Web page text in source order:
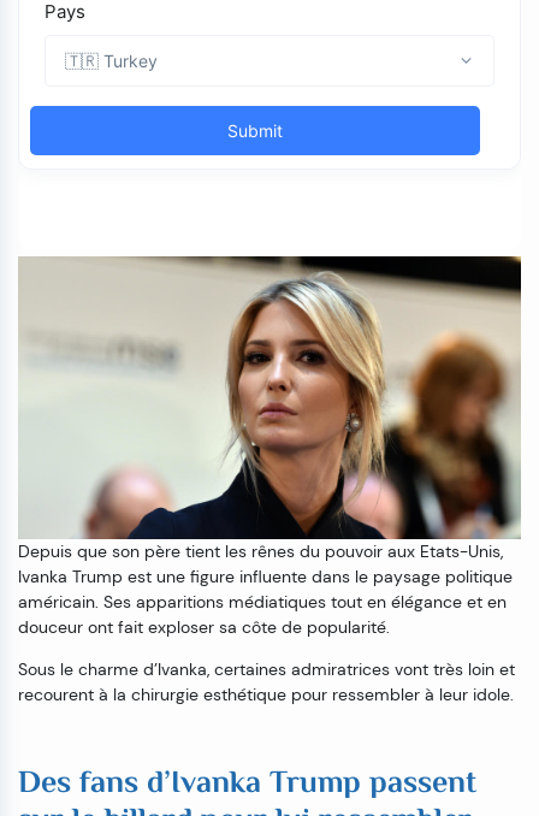
Depuis que son père tient les rênes du pouvoir aux Etats-Unis,
Ivanka Trump est une figure influente dans le paysage politique
américain. Ses apparitions médiatiques tout en élégance et en
douceur ont fait exploser sa côte de popularité.
Sous le charme d’Ivanka, certaines admiratrices vont très loin et
recourent à la chirurgie esthétique pour ressembler à leur idole.
Des fans d’Ivanka Trump passent